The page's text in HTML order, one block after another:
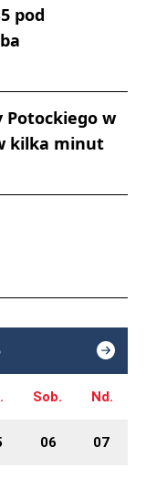
pod
Potockiego w
kilka minut
Sob. Nd.
06 07